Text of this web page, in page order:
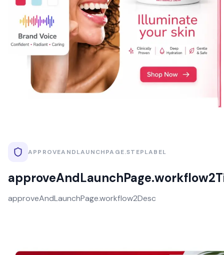
APPROVEANDLAUNCHPAGE.STEPLABEL
approveAndLaunchPage.workflow2Desc